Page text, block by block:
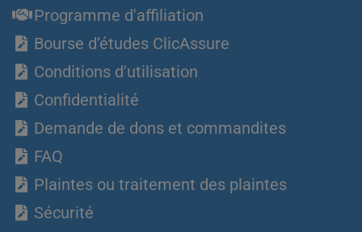
Programme d'affiliation
Bourse d’études ClicAssure
Conditions d'utilisation
Confidentialité
Demande de dons et commandites
FAQ
Plaintes ou traitement des plaintes
Sécurité